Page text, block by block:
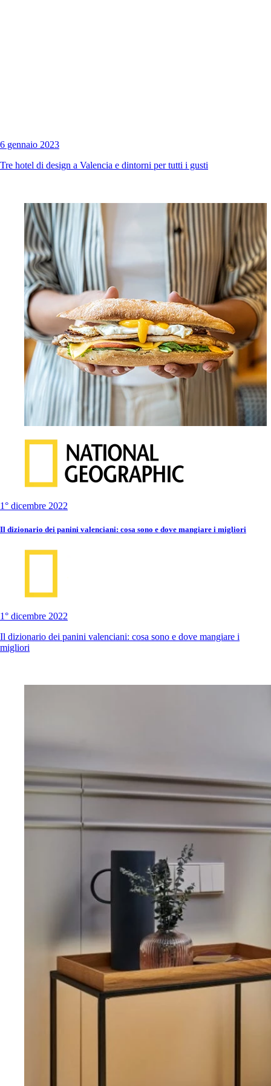
6 gennaio 2023
Tre hotel di design a Valencia e dintorni per tutti i gusti
1° dicembre 2022
Il dizionario dei panini valenciani: cosa sono e dove mangiare i migliori
1° dicembre 2022
Il dizionario dei panini valenciani: cosa sono e dove mangiare i
migliori